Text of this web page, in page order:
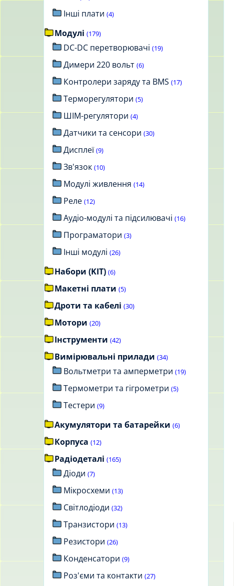
Інші плати (4)
Модулі (179)
DC-DC перетворювачі (19)
Димери 220 вольт (6)
Контролери заряду та BMS (17)
Терморегулятори (5)
ШІМ-регулятори (4)
Датчики та сенсори (30)
Дисплеї (9)
Зв'язок (10)
Модулі живлення (14)
Реле (12)
Аудіо-модулі та підсилювачі (16)
Програматори (3)
Інші модулі (26)
Набори (KIT) (6)
Макетні плати (5)
Дроти та кабелі (30)
Мотори (20)
Інструменти (42)
Вимірювальні прилади (34)
Вольтметри та амперметри (19)
Термометри та гігрометри (5)
Тестери (9)
Акумулятори та батарейки (6)
Корпуса (12)
Радіодеталі (165)
Діоди (7)
Мікросхеми (13)
Світлодіоди (32)
Транзистори (13)
Резистори (26)
Конденсатори (9)
Роз'єми та контакти (27)